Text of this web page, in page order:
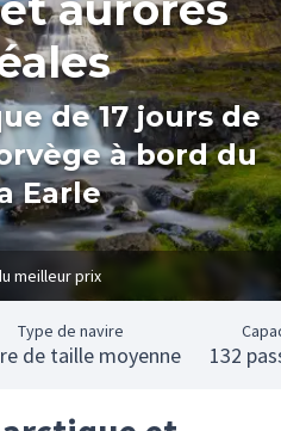
de 17 jours de
à bord du
Earle
meilleur prix
Type de navire
de taille moyenne 132